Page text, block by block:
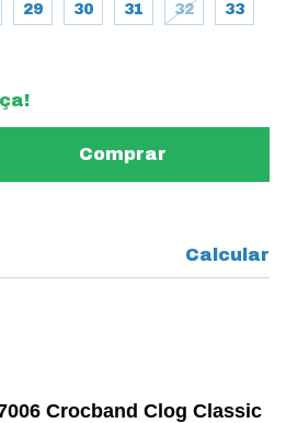
29 30 31 32 33
Calcular
Crocband Clog Classic